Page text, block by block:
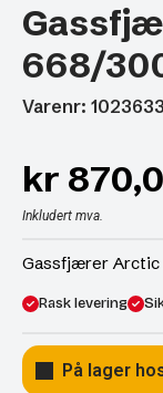
668/
Varenr: 1023633
kr
Inkludert mva.
Gassfjærer Arctic
Rask levering
På lager